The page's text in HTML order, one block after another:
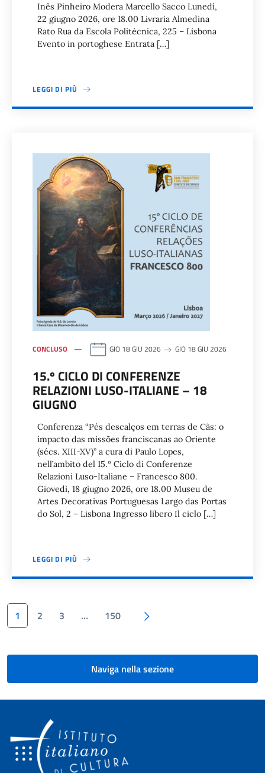
Inês Pinheiro Modera Marcello Sacco Lunedì,
22 giugno 2026, ore 18.00 Livraria Almedina
Rato Rua da Escola Politécnica, 225 – Lisbona
Evento in portoghese Entrata […]
LEGGI DI PIÙ
CONCLUSO GIO 18 GIU 2026 GIO 18 GIU 2026
15.º CICLO DI CONFERENZE
RELAZIONI LUSO-ITALIANE – 18
GIUGNO
Conferenza “Pés descalços em terras de Cãs: o
impacto das missões franciscanas ao Oriente
(sécs. XIII-XV)” a cura di Paulo Lopes,
nell’ambito del 15.º Ciclo di Conferenze
Relazioni Luso-Italiane – Francesco 800.
Giovedì, 18 giugno 2026, ore 18.00 Museu de
Artes Decorativas Portuguesas Largo das Portas
do Sol, 2 – Lisbona Ingresso libero Il ciclo […]
LEGGI DI PIÙ
Paginazione
1 2 3 … 150
Naviga nella sezione